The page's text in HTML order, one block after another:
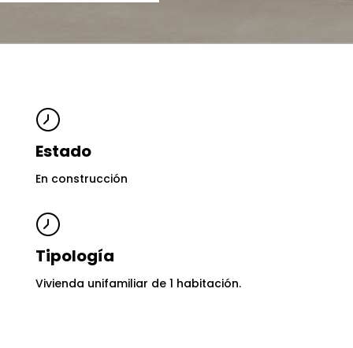
Estado
En construcción
Tipología
Vivienda unifamiliar de 1 habitación.